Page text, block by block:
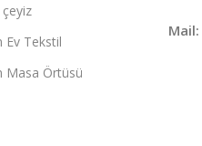
Ev Tekstil
Masa Örtüsü
Mail: